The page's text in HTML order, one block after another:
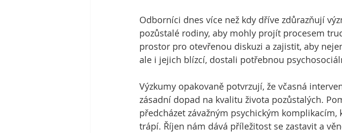
Odborníci dnes více než kdy dříve zdůrazňují
pozůstalé rodiny, aby mohly projít procesem
prostor pro otevřenou diskuzi a zajistit, aby
ale i jejich blízcí, dostali potřebnou
Výzkumy opakovaně potvrzují, že včasná
zásadní dopad na kvalitu života pozůstalých.
předcházet závažným psychickým
trápí. Říjen nám dává příležitost se zastavit a